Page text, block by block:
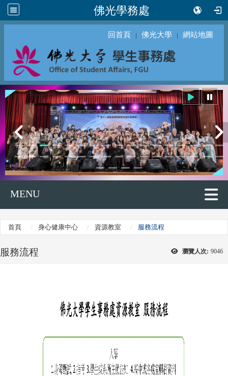
佛光學務處
回首頁 ｜ 佛光大學 ｜ 網站地圖
MENU
首頁 身心健康中心 資源教室 服務流程
瀏覽人次: 9046
服務流程